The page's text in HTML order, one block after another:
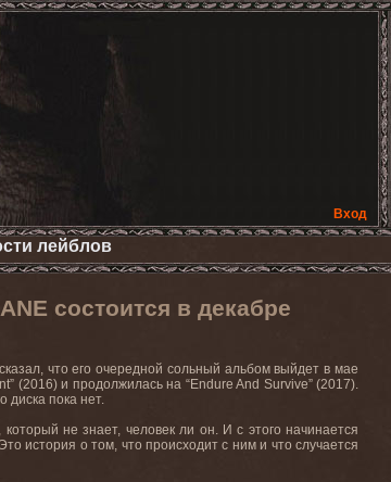
Вход
лейблов
состоится в декабре
что его очередной сольный альбом выйдет в мае
(2016) и продолжилась на “Endure And Survive” (2017).
диска пока нет.
не знает, человек ли он. И с этого начинается
история о том, что происходит с ним и что случается